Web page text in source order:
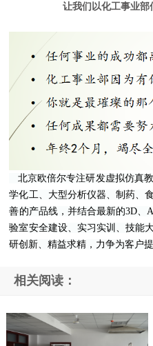
让我们以化工事业
北京欧倍尔专注研发虚拟仿真
学化工、大型分析仪器、制药、
善的产品线，并结合最新的3D、
验室安全建设、实习实训、技能
研创新、精益求精，力争为客户
相关阅读：